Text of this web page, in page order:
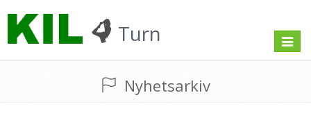
Turn
Toggle
Nyhetsarkiv